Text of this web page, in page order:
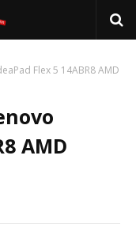
Flex 5 14ABR8 AMD
AMD